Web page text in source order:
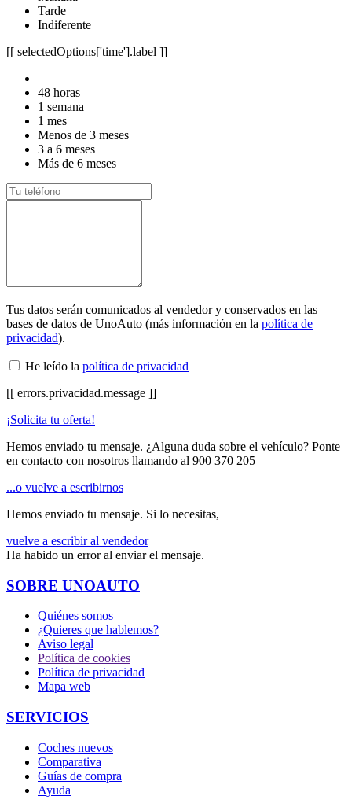
Tarde
Indiferente
[[ selectedOptions['time'].label ]]
48 horas
1 semana
1 mes
Menos de 3 meses
3 a 6 meses
Más de 6 meses
Tus datos serán comunicados al vendedor y conservados en las
bases de datos de UnoAuto (más información en la política de
privacidad).
He leído la política de privacidad
[[ errors.privacidad.message ]]
¡Solicita tu oferta!
Hemos enviado tu mensaje. ¿Alguna duda sobre el vehículo? Ponte
en contacto con nosotros llamando al 900 370 205
...o vuelve a escribirnos
Hemos enviado tu mensaje. Si lo necesitas,
vuelve a escribir al vendedor
Ha habido un error al enviar el mensaje.
SOBRE UNOAUTO
Quiénes somos
¿Quieres que hablemos?
Aviso legal
Política de cookies
Política de privacidad
Mapa web
SERVICIOS
Coches nuevos
Comparativa
Guías de compra
Ayuda